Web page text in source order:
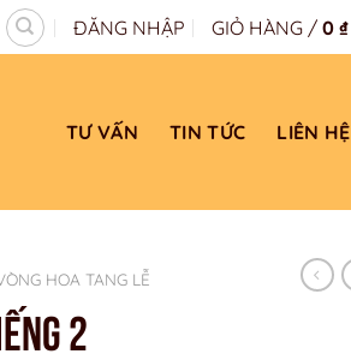
ĐĂNG NHẬP GIỎ HÀNG / 0 ₫
TƯ VẤN TIN TỨC LIÊN HỆ
HOA TANG LỄ
2